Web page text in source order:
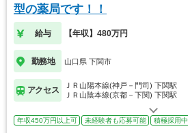
型の薬局です！！
給与 【年収】480万円
勤務地 山口県 下関市
アクセス
ＪＲ山陽本線(神戸－門司) 下関駅
ＪＲ山陰本線(京都－下関) 下関駅
年収450万円以上可 未経験者も応募可能 積極採用中